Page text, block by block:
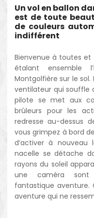
Un vol en ballon
est de toute
de couleurs
indifférent
Bienvenue à toutes et
étalant ensemble
Montgolfière sur le
ventilateur qui souffle
pilote se met aux
brûleurs pour les
redresse au-dessus
vous grimpez à bord
d’activer à nouveau
nacelle se détache
rayons du soleil
une caméra sont
fantastique aventure.
aventure qui ne